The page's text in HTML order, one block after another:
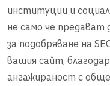
институции и
не само че
за подобряване на
вашия сайт,
ангажираност с